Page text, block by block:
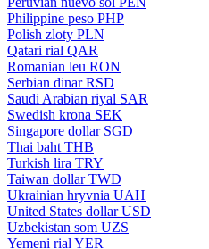
Philippine peso PHP
Polish zloty PLN
Qatari rial QAR
Romanian leu RON
Serbian dinar RSD
Saudi Arabian riyal SAR
Swedish krona SEK
Singapore dollar SGD
Thai baht THB
Turkish lira TRY
Taiwan dollar TWD
Ukrainian hryvnia UAH
United States dollar USD
Uzbekistan som UZS
Yemeni rial YER